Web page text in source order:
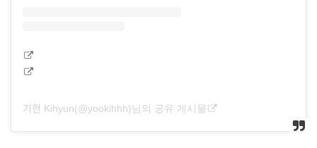
기현 Kihyun(@yookihhh)님의 공유 게시물